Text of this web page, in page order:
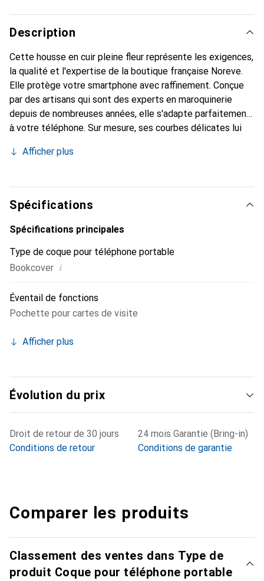
Description
Cette housse en cuir pleine fleur représente les exigences,
la qualité et l'expertise de la boutique française Noreve.
Elle protège votre smartphone avec raffinement. Conçue
par des artisans qui sont des experts en maroquinerie
depuis de nombreuses années, elle s'adapte parfaitement
à votre téléphone. Sur mesure, ses courbes délicates lui
accessoire chic et essentiel de votre smartphone.
qualité, la marque Noreve est un choix sûr pour une
clientèle exigeante.
Afficher plus
Spécifications
Spécifications principales
Type de coque pour téléphone portable
Bookcover i
Éventail de fonctions
Pochette pour cartes de visite
Afficher plus
Évolution du prix
Droit de retour de 30 jours
Conditions de retour
24 mois Garantie (Bring-in)
Conditions de garantie
Comparer les produits
Classement des ventes dans Type de
produit Coque pour téléphone portable